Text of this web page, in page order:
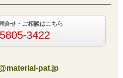
合せ・ご相談はこちら
3422
pat.jp